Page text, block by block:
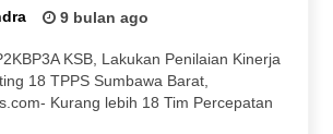
9 bulan ago
KSB, Lakukan Penilaian Kinerja
18 TPPS Sumbawa Barat,
Kurang lebih 18 Tim Percepatan